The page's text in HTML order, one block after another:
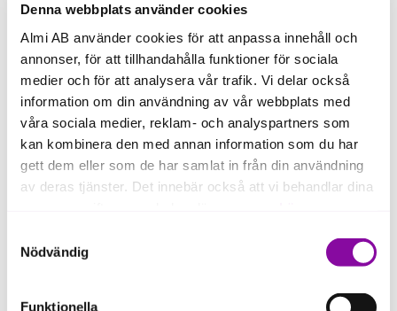
Denna webbplats använder cookies
Almi AB använder cookies för att anpassa innehåll och
annonser, för att tillhandahålla funktioner för sociala
medier och för att analysera vår trafik. Vi delar också
information om din användning av vår webbplats med
våra sociala medier, reklam- och analyspartners som
kan kombinera den med annan information som du har
gett dem eller som de har samlat in från din användning
av deras tjänster. Det innebär också att vi behandlar dina
Om du klickar på avvisa kommer användning av kakor
eller delning av information enligt ovan, inte att ske,
förutom för kakor som är nödvändiga för att hemsidan
Nödvändig
Funktionella
Kunskap om Almis lån och hur vi kan bli en del av din
Medverkande är våra rådgivare David Nilsson
Saganowski, Cecilia Bondeson och Marcus
Johansson.
Ta chansen att lära dig mer om hur du stärker ditt
företags finansiering och framtid.